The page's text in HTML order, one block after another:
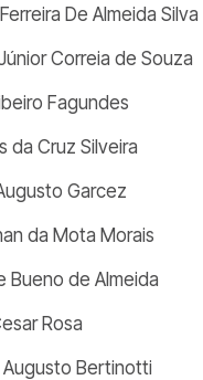
De Almeida Silva
Correia de Souza
Fagundes
da Cruz Silveira
Garcez
da Mota Morais
Bueno de Almeida
Rosa
Augusto Bertinotti